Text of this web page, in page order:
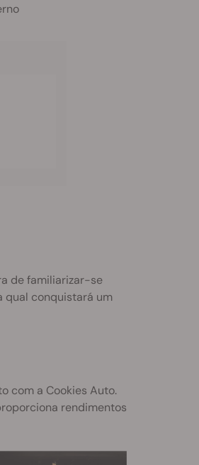
de familiarizar-se
qual conquistará um
com a Cookies Auto.
rendimentos